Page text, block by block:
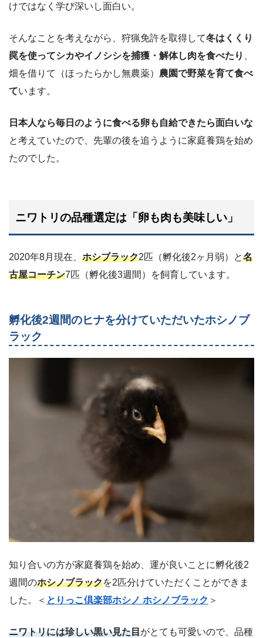
けではなく学び深いし面白い。
そんなことを考えながら、狩猟免許を取得して冬はくくり
罠を使ってシカやイノシシを捕獲・解体し肉を食べたり
畑を借りて（ほったらかし無農薬） 農園で野菜を育て食べ
ています。
日本人なら毎日のように食べる卵も自給できたら面白いな
と考えていたので、先輩の後を追うように家庭養鶏を始め
たのでした。
ニワトリの品種選定は「卵も肉も美味しい」
2020年8月現在、 ホシブラック2匹（孵化後2ヶ月弱）と名
古屋コーチン7匹（孵化後3週間）を飼育しています。
孵化後2週間のヒナを分けていただいたホシノブ
ラック
知り合いの方が家庭養鶏を始め、運が良いことに孵化後2
週間のホシノブラックを2匹分けていただくことができま
した。＜ とりっこ倶楽部ホシノ ホシノブラック ＞
ニワトリには珍しい黒い見た目がとても可愛いので、品種